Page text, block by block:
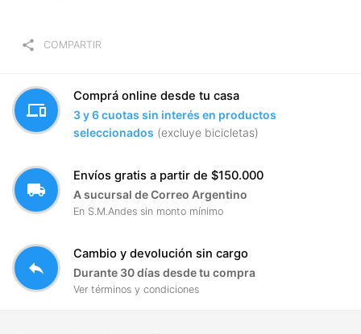
share COMPARTIR
devices
Comprá online desde tu casa
3 y 6 cuotas sin interés en productos
seleccionados (excluye bicicletas)
local_shipping
Envíos gratis a partir de $150.000
A sucursal de Correo Argentino
En S.M.Andes sin monto mínimo
reply
Cambio y devolución sin cargo
Durante 30 días desde tu compra
Ver términos y condiciones